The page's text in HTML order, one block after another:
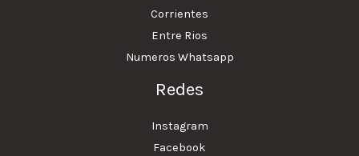
Corrientes
Entre Rios
Numeros Whatsapp
Redes
Instagram
Facebook